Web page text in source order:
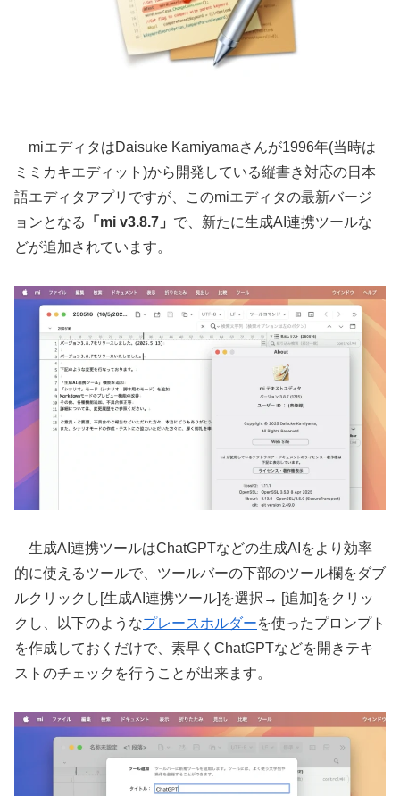
miエディタはDaisuke Kamiyamaさんが1996年(当時は
ミミカキエディット)から開発している縦書き対応の日本
語エディタアプリですが、このmiエディタの最新バージ
ョンとなる
「mi v3.8.7」 で、新たに生成AI連携ツールな
どが追加されています。
生成AI連携ツールはChatGPTなどの生成AIをより効率
的に使えるツールで、ツールバーの下部のツール欄をダブ
ルクリックし[生成AI連携ツール]を選択→ [追加]をクリッ
クし、以下のようなプレースホルダーを使ったプロンプト
を作成しておくだけで、素早くChatGPTなどを開きテキ
ストのチェックを行うことが出来ます。